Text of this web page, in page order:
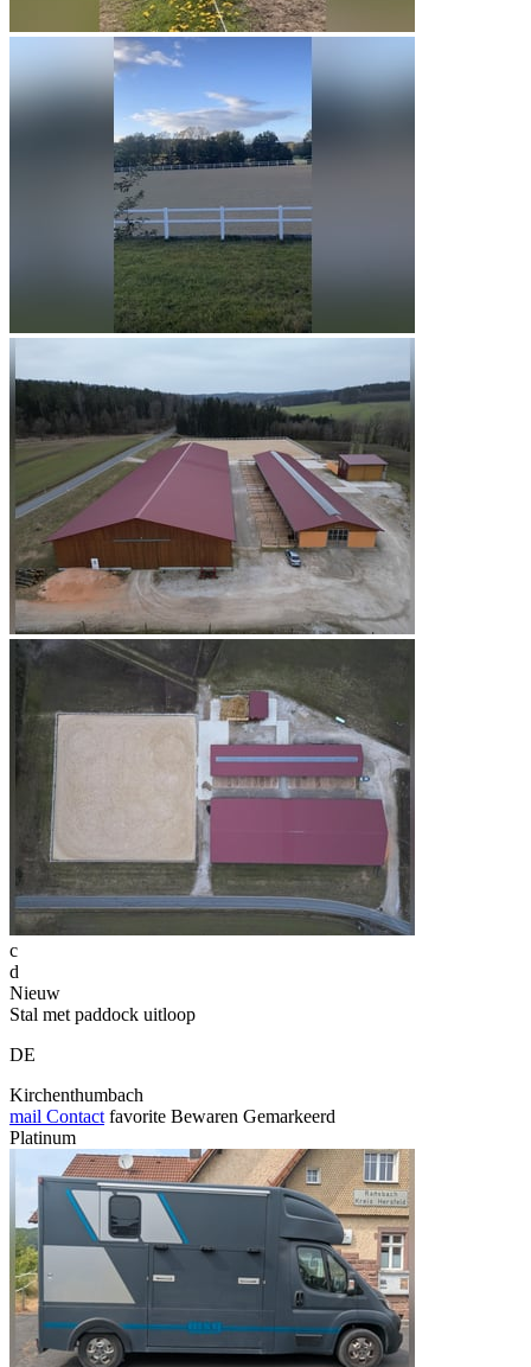
c
d
Nieuw
Stal met paddock uitloop
DE
Kirchenthumbach
mail Contact favorite Bewaren Gemarkeerd
Platinum